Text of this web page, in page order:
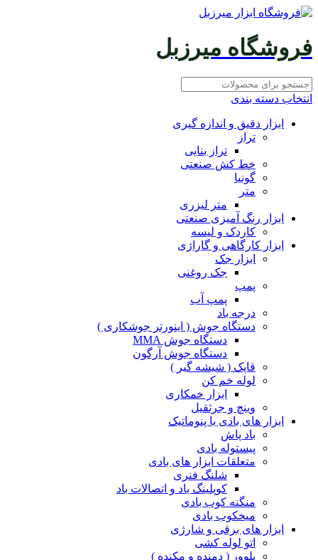
فروشگاه میرزبل
انتخاب دسته بندی
ابزار دقیق و اندازه گیری
تراز
تراز بنایی
خط کش صنعتی
گونیا
متر
متر لیزری
ابزار رنگ آمیزی صنعتی
کاردک و لیسه
ابزار کارگاهی و گاراژی
ابزار جک
جک روغنی
پمپ
پمپ آب
درجه باد
دستگاه جوش ( اینورتر جوشکاری )
دستگاه جوش MMA
دستگاه جوش آرگون
قاپک ( شیشه گیر )
لوله خم کن
ابزار خمکاری
وینچ و جرثقیل
ابزار های بادی یا پنوماتیک
باد پاش
پیستوله بادی
متعلقات ابزار های بادی
شلنگ فنری
کوپلینگ باد و اتصالات باد
منگنه کوب بادی
میخکوب بادی
ابزار های برقی و شارژی
اتو لوله کشی
بلوور ( دمنده و مکنده )